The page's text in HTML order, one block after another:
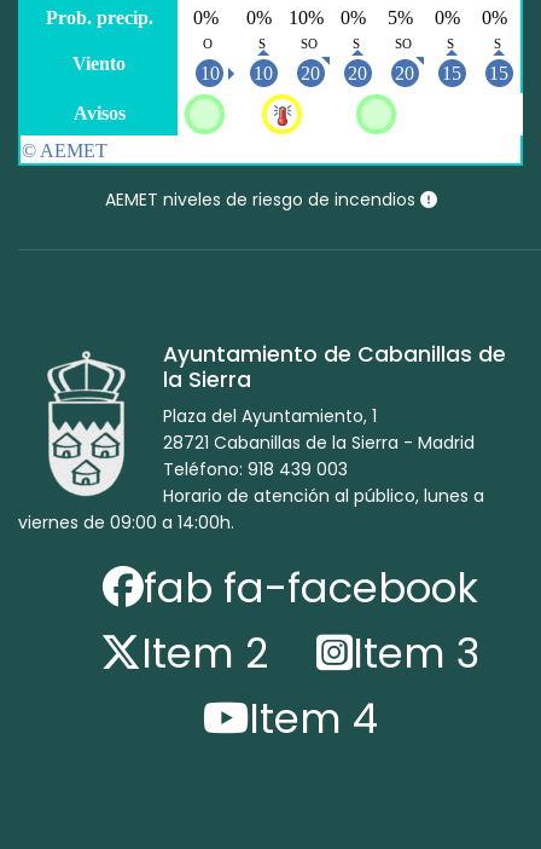
AEMET niveles de riesgo de incendios
Ayuntamiento de Cabanillas de
la Sierra
Plaza del Ayuntamiento, 1
28721 Cabanillas de la Sierra - Madrid
Teléfono: 918 439 003
Horario de atención al público, lunes a
viernes de 09:00 a 14:00h.
fab fa-facebook
Item 2
Item 3
Item 4